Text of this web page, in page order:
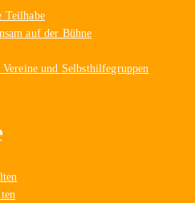
Teilhabe
auf der Bühne
und Selbsthilfegruppen